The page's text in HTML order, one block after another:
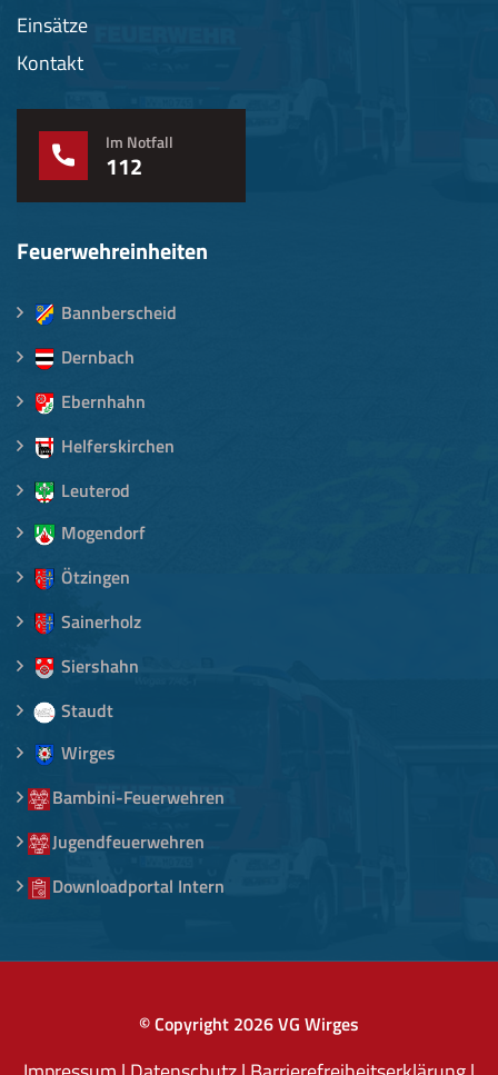
Einsätze
Kontakt
Im Notfall
112
Feuerwehreinheiten
Bannberscheid
Dernbach
Ebernhahn
Helferskirchen
Leuterod
Mogendorf
Ötzingen
Sainerholz
Siershahn
Staudt
Wirges
Bambini-Feuerwehren
Jugendfeuerwehren
Downloadportal Intern
© Copyright 2026 VG Wirges